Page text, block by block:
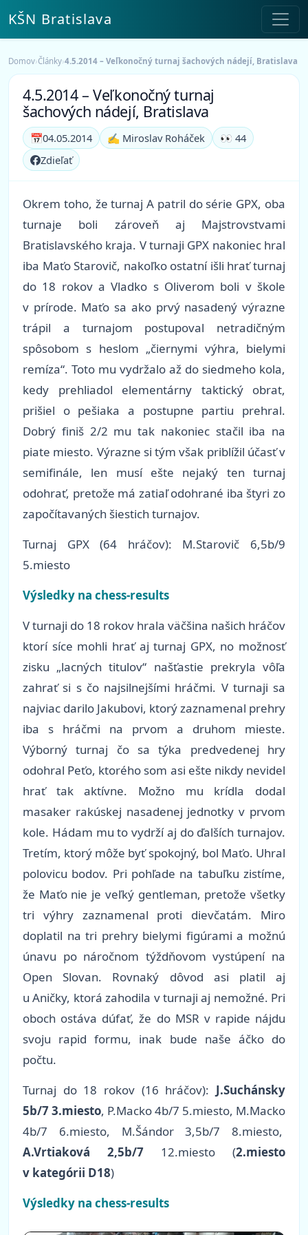
KŠN Bratislava
Domov›Články›4.5.2014 – Veľkonočný turnaj šachových nádejí, Bratislava
4.5.2014 – Veľkonočný turnaj
šachových nádejí, Bratislava
📅04.05.2014 ✍️ Miroslav Roháček
👀 44
Zdieľať
Okrem toho, že turnaj A patril do série GPX, oba
turnaje boli zároveň aj Majstrovstvami
Bratislavského kraja. V turnaji GPX nakoniec hral
iba Maťo Starovič, nakoľko ostatní išli hrať turnaj
do 18 rokov a Vladko s Oliverom boli v škole
v prírode. Maťo sa ako prvý nasadený výrazne
trápil a turnajom postupoval netradičným
spôsobom s heslom „čiernymi výhra, bielymi
remíza“. Toto mu vydržalo až do siedmeho kola,
kedy prehliadol elementárny taktický obrat,
prišiel o pešiaka a postupne partiu prehral.
Dobrý finiš 2/2 mu tak nakoniec stačil iba na
piate miesto. Výrazne si tým však priblížil účasť v
semifinále, len musí ešte nejaký ten turnaj
odohrať, pretože má zatiaľ odohrané iba štyri zo
započítavaných šiestich turnajov.
Turnaj GPX (64 hráčov): M.Starovič 6,5b/9
5.miesto
Výsledky na chess-results
V turnaji do 18 rokov hrala väčšina našich hráčov
ktorí síce mohli hrať aj turnaj GPX, no možnosť
zisku „lacných titulov“ našťastie prekryla vôľa
zahrať si s čo najsilnejšími hráčmi. V turnaji sa
najviac darilo Jakubovi, ktorý zaznamenal prehry
iba s hráčmi na prvom a druhom mieste.
Výborný turnaj čo sa týka predvedenej hry
odohral Peťo, ktorého som asi ešte nikdy nevidel
hrať tak aktívne. Možno mu krídla dodal
masaker rakúskej nasadenej jednotky v prvom
kole. Hádam mu to vydrží aj do ďalších turnajov.
Tretím, ktorý môže byť spokojný, bol Maťo. Uhral
polovicu bodov. Pri pohľade na tabuľku zistíme,
že Maťo nie je veľký gentleman, pretože všetky
tri výhry zaznamenal proti dievčatám. Miro
doplatil na tri prehry bielymi figúrami a možnú
únavu po náročnom týždňovom vystúpení na
Open Slovan. Rovnaký dôvod asi platil aj
u Aničky, ktorá zahodila v turnaji aj nemožné. Pri
oboch ostáva dúfať, že do MSR v rapide nájdu
svoju rapid formu, inak bude naše áčko do
počtu.
Turnaj do 18 rokov (16 hráčov): J.Suchánsky
5b/7 3.miesto, P.Macko 4b/7 5.miesto, M.Macko
4b/7 6.miesto, M.Šándor 3,5b/7 8.miesto,
A.Vrtiaková 2,5b/7 12.miesto (2.miesto
v kategórii D18)
Výsledky na chess-results